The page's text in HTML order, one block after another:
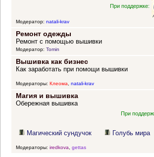
При поддержке:
Модератор: natali-krav
Ремонт одежды
Ремонт с помощью вышивки
Модератор: Tomin
Вышивка как бизнес
Как заработать при помощи вышивки
Модераторы: Клеома, natali-krav
Магия и вышивка
Обережная вышивка
При
Магический сундучок Голубь мира
Модераторы: iredkova gettas